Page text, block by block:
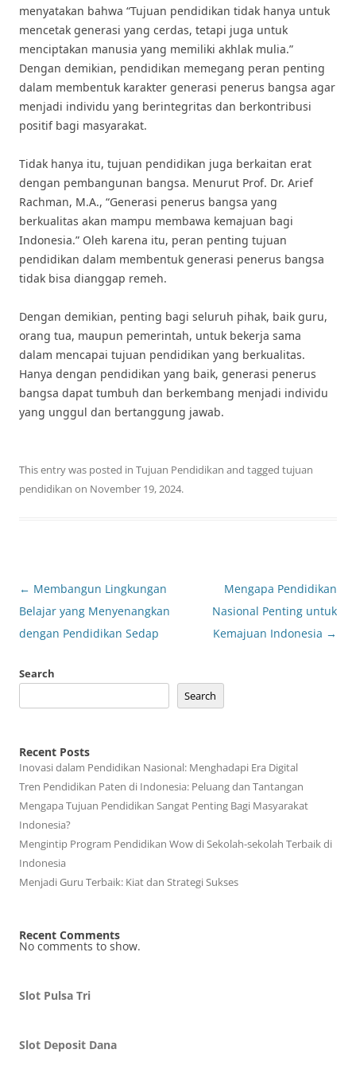
menyatakan bahwa “Tujuan pendidikan tidak hanya untuk
mencetak generasi yang cerdas, tetapi juga untuk
menciptakan manusia yang memiliki akhlak mulia.”
Dengan demikian, pendidikan memegang peran penting
dalam membentuk karakter generasi penerus bangsa agar
menjadi individu yang berintegritas dan berkontribusi
positif bagi masyarakat.
Tidak hanya itu, tujuan pendidikan juga berkaitan erat
dengan pembangunan bangsa. Menurut Prof. Dr. Arief
Rachman, M.A., “Generasi penerus bangsa yang
berkualitas akan mampu membawa kemajuan bagi
Indonesia.” Oleh karena itu, peran penting tujuan
pendidikan dalam membentuk generasi penerus bangsa
tidak bisa dianggap remeh.
Dengan demikian, penting bagi seluruh pihak, baik guru,
orang tua, maupun pemerintah, untuk bekerja sama
dalam mencapai tujuan pendidikan yang berkualitas.
Hanya dengan pendidikan yang baik, generasi penerus
bangsa dapat tumbuh dan berkembang menjadi individu
yang unggul dan bertanggung jawab.
This entry was posted in Tujuan Pendidikan and tagged tujuan
pendidikan on November 19, 2024.
Post
navigation
← Membangun Lingkungan
Belajar yang Menyenangkan
dengan Pendidikan Sedap
Mengapa Pendidikan
Nasional Penting untuk
Kemajuan Indonesia →
Search
Search
Recent Posts
Inovasi dalam Pendidikan Nasional: Menghadapi Era Digital
Tren Pendidikan Paten di Indonesia: Peluang dan Tantangan
Mengapa Tujuan Pendidikan Sangat Penting Bagi Masyarakat
Indonesia?
Mengintip Program Pendidikan Wow di Sekolah-sekolah Terbaik di
Indonesia
Menjadi Guru Terbaik: Kiat dan Strategi Sukses
Recent Comments
No comments to show.
Slot Pulsa Tri
Slot Deposit Dana